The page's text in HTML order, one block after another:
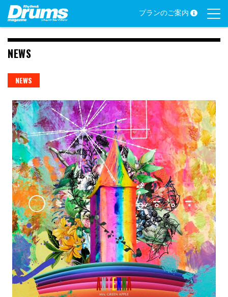
Skip
content
プランのご案内
NEWS
NEWS